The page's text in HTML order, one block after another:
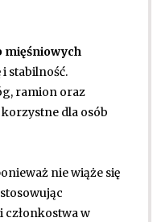
mięśniowych
stabilność.
ramion oraz
dla osób
nie wiąże się
członkostwa w